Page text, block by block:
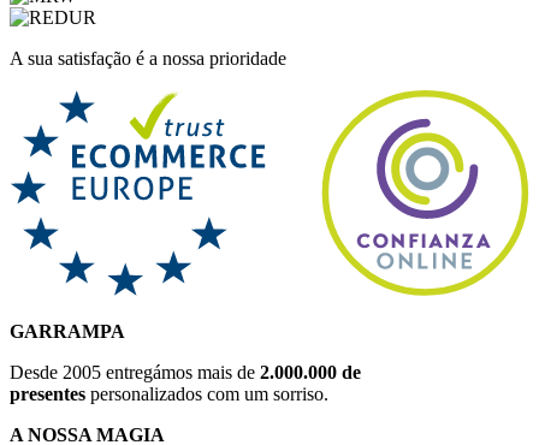
A sua satisfação é a nossa prioridade
GARRAMPA
Desde 2005 entregámos mais de 2.000.000 de
presentes personalizados com um sorriso.
A NOSSA MAGIA